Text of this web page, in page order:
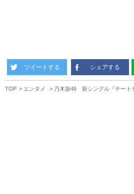
ツイートする シェアする
TOP エンタメ 乃木坂46 新シングル『チート